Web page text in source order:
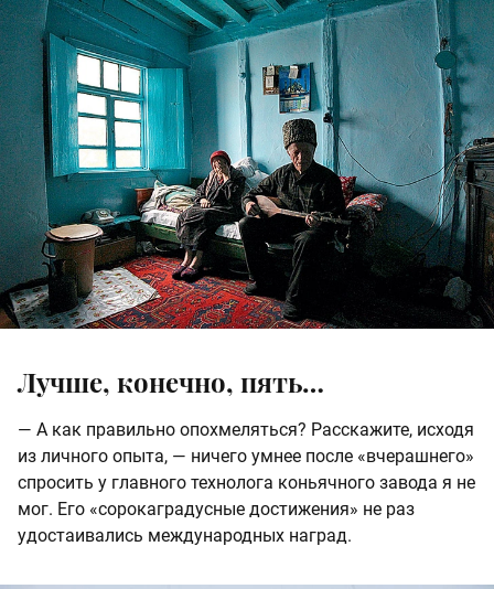
Лучше, конечно, пять…
— А как правильно опохмеляться? Расскажите, исходя
из личного опыта, — ничего умнее после «вчерашнего»
спросить у главного технолога коньячного завода я не
мог. Его «сорокаградусные достижения» не раз
удостаивались международных наград.